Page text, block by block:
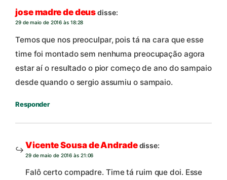
jose madre de deusdisse:
29 de maio de 2016 às 18:28
Temos que nos preoculpar, pois tá na cara que esse
time foi montado sem nenhuma preocupação agora
estar aí o resultado o pior começo de ano do sampaio
desde quando o sergio assumiu o sampaio.
Responder
Vicente Sousa de Andradedisse:
29 de maio de 2016 às 21:06
Falô certo compadre. Time tá ruim que doi. Esse